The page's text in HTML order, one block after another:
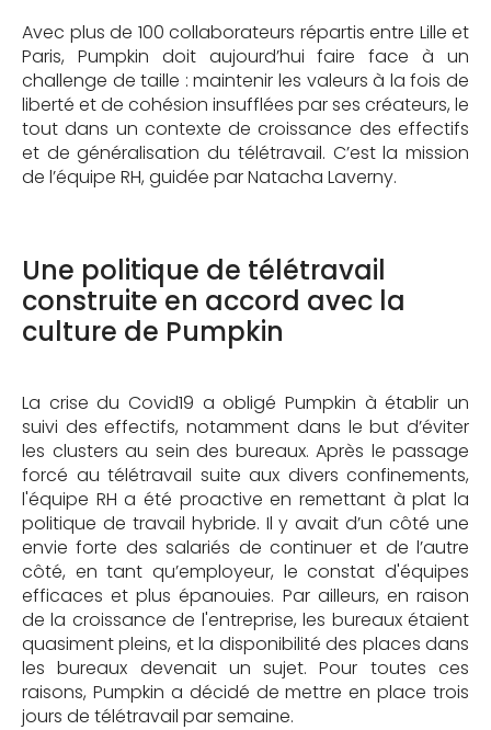
Avec plus de 100 collaborateurs répartis entre Lille et
Paris, Pumpkin doit aujourd’hui faire face à un
challenge de taille : maintenir les valeurs à la fois de
liberté et de cohésion insufflées par ses créateurs, le
tout dans un contexte de croissance des effectifs
et de généralisation du télétravail. C’est la mission
de l’équipe RH, guidée par Natacha Laverny.
Une politique de télétravail
construite en accord avec la
culture de Pumpkin
La crise du Covid19 a obligé Pumpkin à établir un
suivi des effectifs, notamment dans le but d’éviter
les clusters au sein des bureaux. Après le passage
forcé au télétravail suite aux divers confinements,
l'équipe RH a été proactive en remettant à plat la
politique de travail hybride. Il y avait d’un côté une
envie forte des salariés de continuer et de l’autre
côté, en tant qu’employeur, le constat d'équipes
efficaces et plus épanouies. Par ailleurs, en raison
de la croissance de l'entreprise, les bureaux étaient
quasiment pleins, et la disponibilité des places dans
les bureaux devenait un sujet. Pour toutes ces
raisons, Pumpkin a décidé de mettre en place trois
jours de télétravail par semaine.